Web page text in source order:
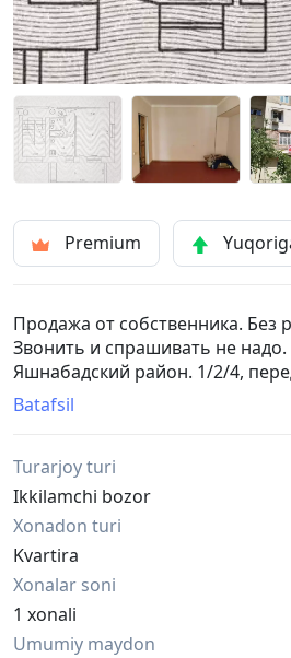
Premium
Продажа от собственника. Без
Звонить и спрашивать не
Яшнабадский район. 1/2/4,
закрытый - лишние не ходят.
Вопросы по телефону.
+998935084820
Batafsil
Turarjoy turi
Ikkilamchi bozor
Xonadon turi
Kvartira
Xonalar soni
1 xonali
Umumiy maydon